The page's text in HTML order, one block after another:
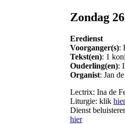
Zondag
Eredienst
Voorganger(s):
Tekst(en): 1
Ouderling(en):
Organist: Jan
Lectrix: Ina de
Liturgie: klik hier
Dienst
hier